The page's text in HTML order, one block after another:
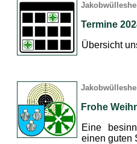
Termine
Übersicht
Frohe
Eine
einen guten